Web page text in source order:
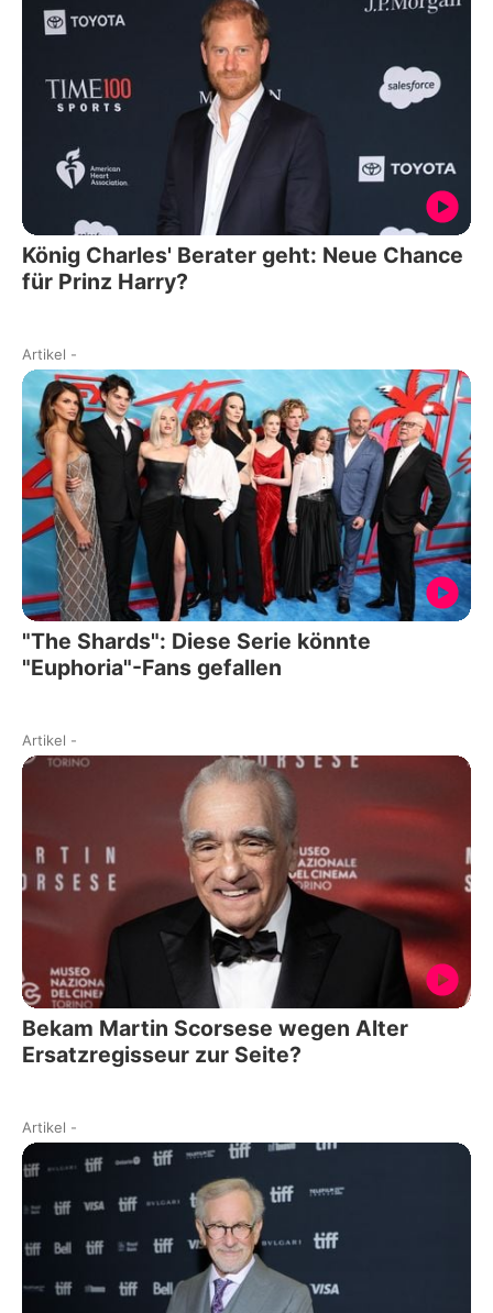
König Charles' Berater geht: Neue Chance
für Prinz Harry?
Artikel -
"The Shards": Diese Serie könnte
"Euphoria"-Fans gefallen
Artikel -
Bekam Martin Scorsese wegen Alter
Ersatzregisseur zur Seite?
Artikel -